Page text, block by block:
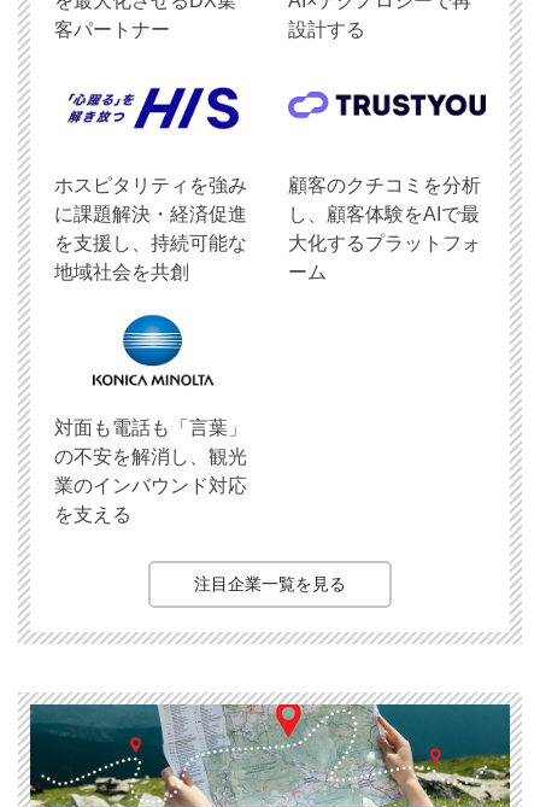
客パートナー
設計する
ホスピタリティを強み
に課題解決・経済促進
を支援し、持続可能な
地域社会を共創
顧客のクチコミを分析
し、顧客体験をAIで最
大化するプラットフォ
ーム
対面も電話も「言葉」
の不安を解消し、観光
業のインバウンド対応
を支える
注目企業一覧を見る